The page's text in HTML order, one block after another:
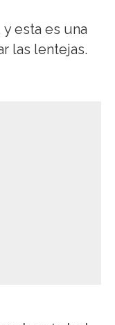
esta es una
las lentejas.